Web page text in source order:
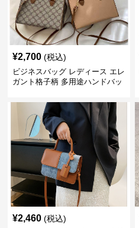
¥2,700 (税込)
ビジネスバッグ レディース エレ
ガント格子柄 多用途ハンドバッ
¥2,460 (税込)